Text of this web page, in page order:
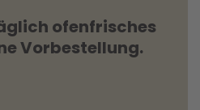
ofenfrisches
Vorbestellung.